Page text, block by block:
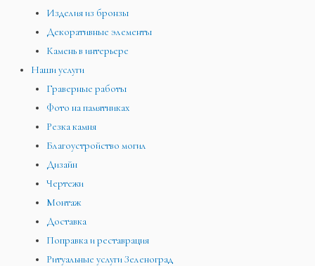
Изделия из бронзы
Декоративные элементы
Камень в интерьере
Наши услуги
Граверные работы
Фото на памятниках
Резка камня
Благоустройство могил
Дизайн
Чертежи
Монтаж
Доставка
Поправка и реставрация
Ритуальные услуги Зеленоград